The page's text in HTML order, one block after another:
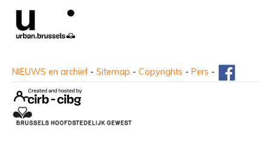
NIEUWS en archief - Sitemap - Copyrights - Pers -